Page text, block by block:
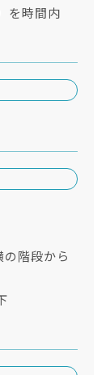
を時間内
階段から